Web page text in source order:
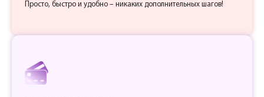
Просто, быстро и удобно – никаких дополнительных шагов!